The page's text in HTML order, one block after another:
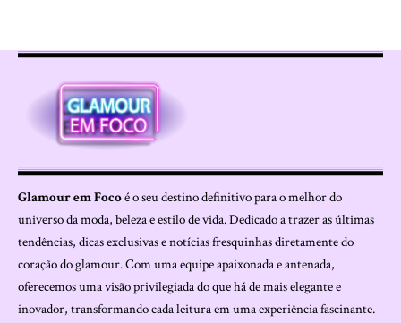
Glamour em Focoé o seu destino definitivo para o melhor do
universo da moda, beleza e estilo de vida. Dedicado a trazer as últimas
tendências, dicas exclusivas e notícias fresquinhas diretamente do
coração do glamour. Com uma equipe apaixonada e antenada,
oferecemos uma visão privilegiada do que há de mais elegante e
inovador, transformando cada leitura em uma experiência fascinante.